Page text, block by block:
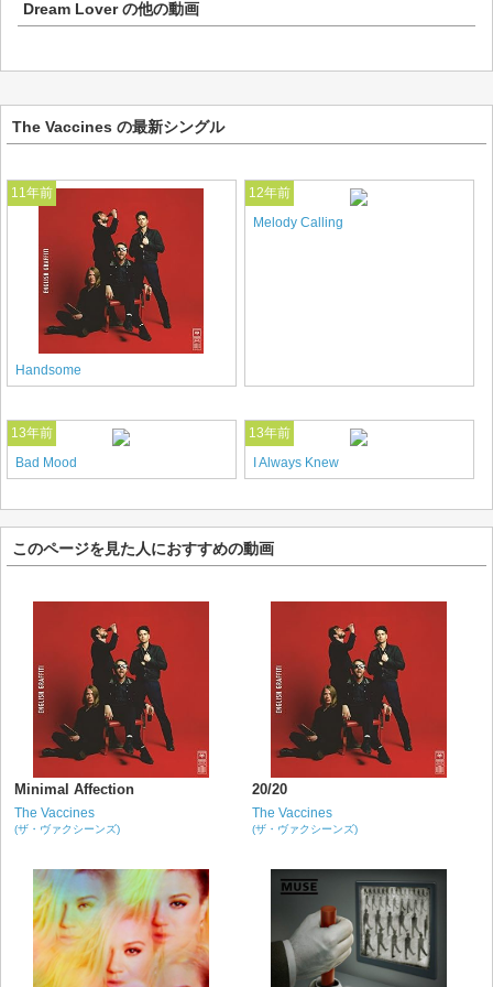
Dream Loverの他の動画
The Vaccines の最新シングル
11年前
Handsome
12年前
Melody Calling
13年前
Bad Mood
13年前
I Always Knew
このページを見た人におすすめの動画
Minimal Affection
The Vaccines
(ザ・ヴァクシーンズ)
20/20
The Vaccines
(ザ・ヴァクシーンズ)